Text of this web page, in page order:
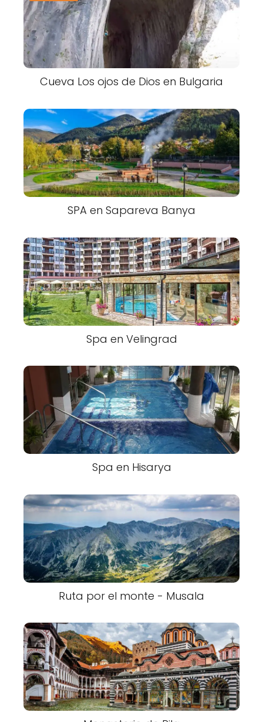
Cueva Los ojos de Dios en Bulgaria
SPA en Sapareva Banya
Spa en Velingrad
Spa en Hisarya
Ruta por el monte - Musala